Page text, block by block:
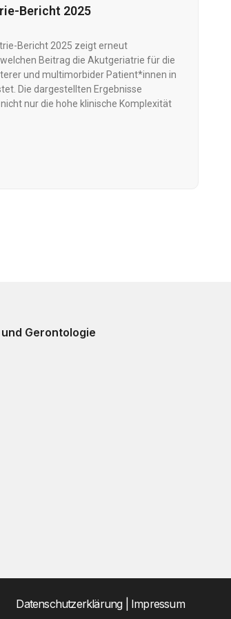
Bericht 2025
Bericht 2025 zeigt erneut
Beitrag die Akutgeriatrie für die
und multimorbider Patient*innen in
Die dargestellten Ergebnisse
nur die hohe klinische Komplexität
Gerontologie
Datenschutzerklärung| Impressum